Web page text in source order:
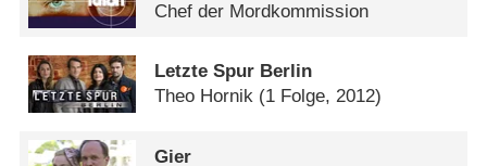
Chef der Mordkommission
Letzte Spur Berlin
Theo Hornik (1 Folge, 2012)
Gier